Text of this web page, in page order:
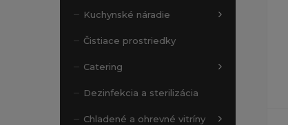
Kuchynské náradie
Čistiace prostriedky
Catering
Dezinfekcia a sterilizácia
Chladené a ohrevné vitríny